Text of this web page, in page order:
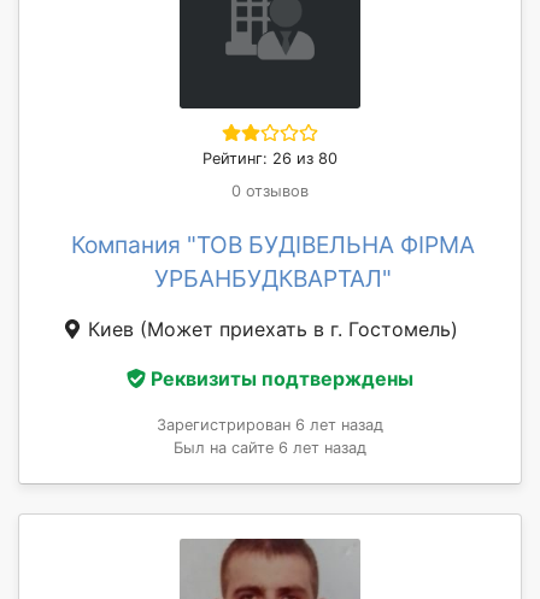
Рейтинг: 26 из 80
0 отзывов
Компания "ТОВ БУДІВЕЛЬНА ФІРМА
УРБАНБУДКВАРТАЛ"
Киев (Может приехать в г. Гостомель)
Реквизиты подтверждены
Зарегистрирован 6 лет назад
Был на сайте 6 лет назад